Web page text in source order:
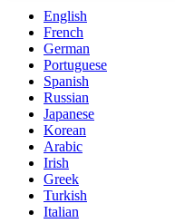
English
French
German
Portuguese
Spanish
Russian
Japanese
Korean
Arabic
Irish
Greek
Turkish
Italian